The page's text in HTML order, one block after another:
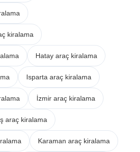
kiralama
Hatay araç kiralama
Isparta araç kiralama
İzmir araç kiralama
araç kiralama
Karaman araç kiralama